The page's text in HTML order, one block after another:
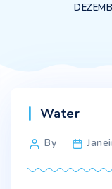
Categories
Water
PostBy